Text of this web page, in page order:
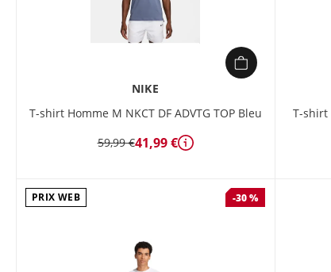
NIKE
T-shirt Homme M NKCT DF ADVTG TOP Bleu
59,99 €41,99 € Détails
T-shirt
PRIX WEB -30 %